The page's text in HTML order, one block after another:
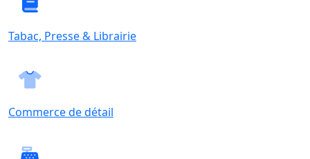
Tabac, Presse & Librairie
Commerce de détail